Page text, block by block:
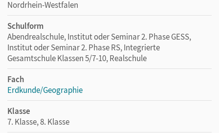
Nordrhein-Westfalen
Schulform
Abendrealschule, Institut oder Seminar 2. Phase GESS,
Institut oder Seminar 2. Phase RS, Integrierte
Gesamtschule Klassen 5/7-10, Realschule
Fach
Erdkunde/Geographie
Klasse
7. Klasse, 8. Klasse